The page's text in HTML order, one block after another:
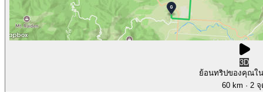
3D
ย้อนทริปของคุณใ
60 km · 2